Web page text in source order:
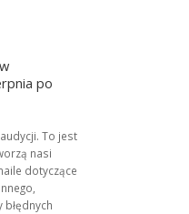
po
To jest
nasi
dotyczące